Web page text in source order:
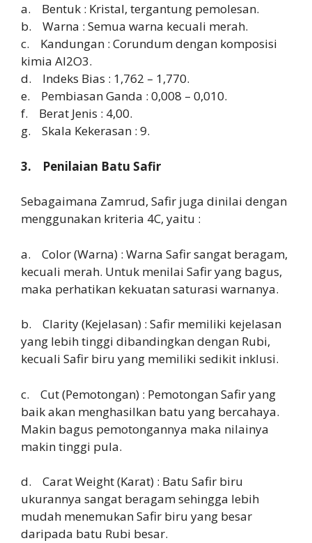
a. Bentuk : Kristal, tergantung pemolesan.
b. Warna : Semua warna kecuali merah.
c. Kandungan : Corundum dengan komposisi
kimia Al2O3.
d. Indeks Bias : 1,762 – 1,770.
e. Pembiasan Ganda : 0,008 – 0,010.
f. Berat Jenis : 4,00.
g. Skala Kekerasan : 9.
3. Penilaian Batu Safir
Sebagaimana Zamrud, Safir juga dinilai dengan
menggunakan kriteria 4C, yaitu :
a. Color (Warna) : Warna Safir sangat beragam,
kecuali merah. Untuk menilai Safir yang bagus,
maka perhatikan kekuatan saturasi warnanya.
b. Clarity (Kejelasan) : Safir memiliki kejelasan
yang lebih tinggi dibandingkan dengan Rubi,
kecuali Safir biru yang memiliki sedikit inklusi.
c. Cut (Pemotongan) : Pemotongan Safir yang
baik akan menghasilkan batu yang bercahaya.
Makin bagus pemotongannya maka nilainya
makin tinggi pula.
d. Carat Weight (Karat) : Batu Safir biru
ukurannya sangat beragam sehingga lebih
mudah menemukan Safir biru yang besar
daripada batu Rubi besar.